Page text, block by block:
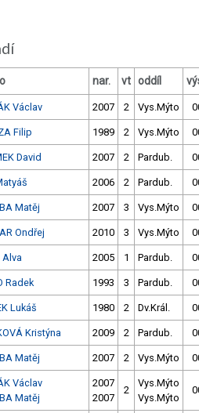
nar. vt oddíl
Václav 2007 2 Vys.Mýto
Filip 1989 2 Vys.Mýto
David 2007 2 Pardub.
2006 2 Pardub.
Matěj 2007 3 Vys.Mýto
Ondřej 2010 3 Vys.Mýto
Alva 2005 1 Pardub.
Radek 1993 3 Pardub.
Lukáš 1980 2 Dv.Král.
Kristýna 2009 2 Pardub.
Matěj 2007 2 Vys.Mýto
Václav
Matěj
2007
2007
2
Vys.Mýto
Vys.Mýto